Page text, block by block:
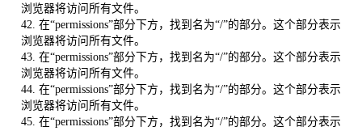
浏览器将访问所有文件。
42. 在“permissions”部分下方，找到名为“/”的部分。这个部分表示
浏览器将访问所有文件。
43. 在“permissions”部分下方，找到名为“/”的部分。这个部分表示
浏览器将访问所有文件。
44. 在“permissions”部分下方，找到名为“/”的部分。这个部分表示
浏览器将访问所有文件。
45. 在“permissions”部分下方，找到名为“/”的部分。这个部分表示